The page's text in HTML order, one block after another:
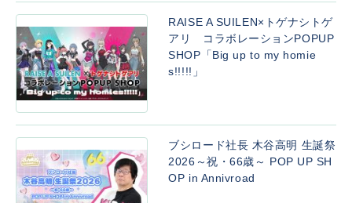
RAISE A SUILEN×トゲナシトゲ
アリ コラボレーションPOPUP
SHOP「Big up to my homie
s!!!!!」
ブシロード社長 木谷高明 生誕祭
2026～祝・66歳～ POP UP SH
OP in Annivroad